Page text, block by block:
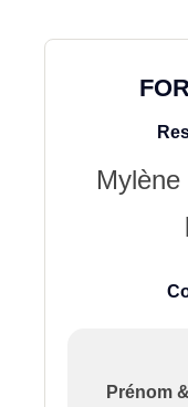
Formulaire
Prénom